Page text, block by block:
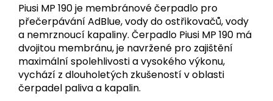
Piusi MP 190 je membránové čerpadlo pro
přečerpávání AdBlue, vody do ostřikovačů, vody
a nemrznoucí kapaliny. Čerpadlo Piusi MP 190 má
dvojitou membránu, je navržené pro zajištění
maximální spolehlivosti a vysokého výkonu,
vychází z dlouholetých zkušeností v oblasti
čerpadel paliva a kapalin.